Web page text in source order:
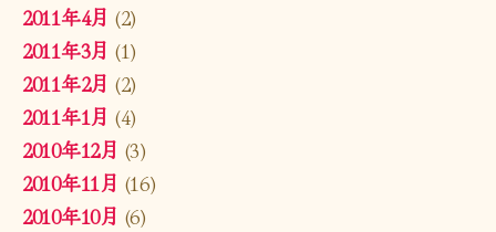
2011年4月 (2)
2011年3月 (1)
2011年2月 (2)
2011年1月 (4)
2010年12月 (3)
2010年11月 (16)
2010年10月 (6)